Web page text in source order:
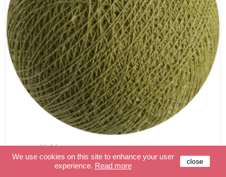
Kaki
€ 1,20
We use cookies on this site to enhance your user
experience. Read more close